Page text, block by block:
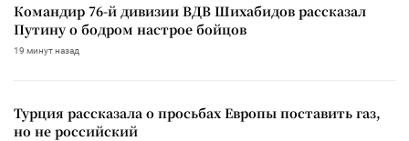
Командир 76-й дивизии ВДВ Шихабидов рассказал
Путину о бодром настрое бойцов
19 минут назад
Турция рассказала о просьбах Европы поставить газ,
но не российский